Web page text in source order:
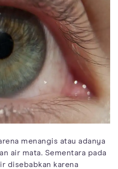
menangis atau adanya
air mata. Sementara pada
disebabkan karena